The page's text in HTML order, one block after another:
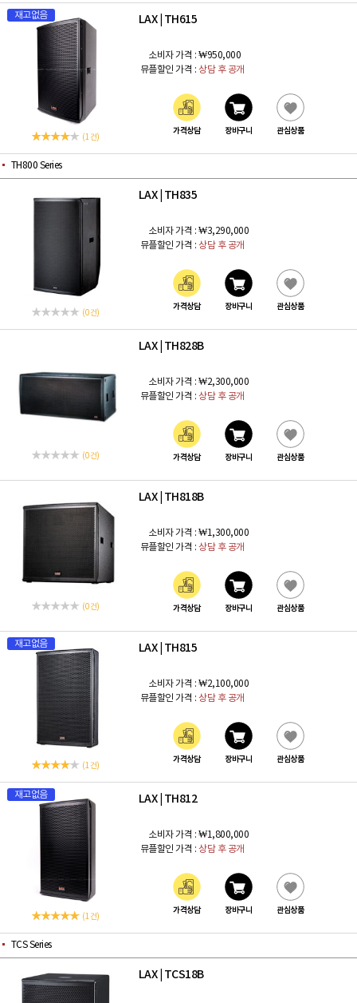
재고없음
(1 건)
LAX TH615
소비자 가격 : ₩950,000
뮤플할인 가격 : 상담 후 공개
가격상담 장바구니 관심상품
TH800 Series
(0 건)
LAX TH835
소비자 가격 : ₩3,290,000
뮤플할인 가격 : 상담 후 공개
가격상담 장바구니 관심상품
(0 건)
LAX TH828B
소비자 가격 : ₩2,300,000
뮤플할인 가격 : 상담 후 공개
가격상담 장바구니 관심상품
(0 건)
LAX TH818B
소비자 가격 : ₩1,300,000
뮤플할인 가격 : 상담 후 공개
가격상담 장바구니 관심상품
재고없음
(1 건)
LAX TH815
소비자 가격 : ₩2,100,000
뮤플할인 가격 : 상담 후 공개
가격상담 장바구니 관심상품
재고없음
(1 건)
LAX TH812
소비자 가격 : ₩1,800,000
뮤플할인 가격 : 상담 후 공개
가격상담 장바구니 관심상품
TCS Series
LAX TCS18B